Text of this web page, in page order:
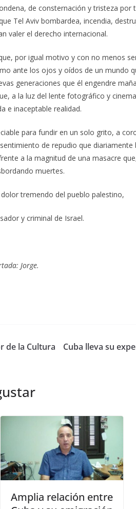
de consternación y tristeza
Tel Aviv bombardea, incendia,
valer el derecho internacional.
por igual motivo y con no menos
ante los ojos y oídos de un mundo
generaciones que él engendre
a la luz del lente fotográfico y
e inaceptable realidad.
para fundir en un solo grito, a
de repudio que
a la magnitud de una masacre
muertes.
tremendo del pueblo palestino,
y criminal de Israel.
Jorge.
de la Cultura
Cuba lleva su
Amplia relación entre